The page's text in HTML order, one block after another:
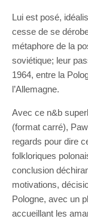
Lui est posé,
cesse de se
métaphore de la
soviétique; leur
1964, entre la
l’Allemagne.
Avec ce n&b
(format carré),
regards pour dire
folkloriques
conclusion
motivations,
Pologne, avec un
accueillant les